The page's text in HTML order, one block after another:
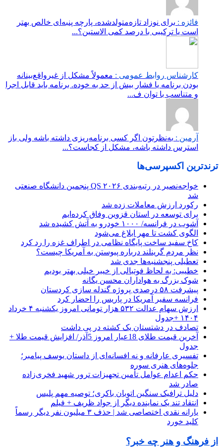
فائزه : برای نوزاد تازه‌متولدشده، پارچه پنبه‌ای خالص بهتر
است یا ترکیبی با درصد کمی الاستین؟...
کارشناس روابط عمومی : معمولاً مشکل از غیرواقع‌بینانه
بودن برنامه یا فشار بیش از حد به خوده. برنامه باید قابل اجرا
و متناسب با توان ف...
آرمین : به‌نظرتون اگر کسی برنامه‌ریزی داشته باشه ولی باز
استرس داشته باشه، مشکل از کجاست؟...
ترندترین اکسپرسی‌ها
خواجه‌نصیر در رتبه‌بندی QS ۲۰۲۶ پنجمین دانشگاه صنعتی
شد
رکورد ارزش معاملات زده شد
برای توسعه در استان قزوین وفاق کرده‌ایم
آشوب در فرانسه/ ۱۰۰۰ خودرو به آتش کشیده شد
الگوی کشت تا مهر ابلاغ می‌شود
کاخ سفید ساخت پایگاه نظامی در اطراف غزه را رد کرد
نظر مردم گرینلند درباره پیوستن به آمریکا چیست؟
تعطیلی پنجشنبه‌ها جدی شد
خطیبی: به لحاظ فوتبالی از خیبر خیلی بهتر بودیم
شوک بزرگ به هواداران محسن یگانه
پیشرفت ۵۸ درصدی پروژه گندله سازی کردستان
فرانسه سفیر آمریکا در پاریس را احضار کرد
ارزش سهام عدالت ۵۳۲ هزار تومانی امروز یکشنبه ۴ خرداد
۱۴۰۴ +جدول
تصادف در دشتستان یک کشته در پی داشت
آخرین قیمت طلای 18عیار امروز 5آذر/ افزایش قیمت طلا +
جدول
تفسیری عارفانه و نه افسانه‌ای از داستان یوسف پیامبر؛
جلوه‌های هنری سوره
حکم اعدام عوامل تأمین تجهیزات ترور شهید فخری‌زاده
صادر شد
دلیل ترافیک سنگین اتوبان باکری؛ توصیه مهم پلیس
انتقاد تند یک نماینده دیگر از جواد ظریف + فیلم
یارانه نقدی اختصاصی شد | حذف ۳ میلیون نفر دیگر رسماً
کلید خورد
از فرهنگ و هنر چه خبر؟